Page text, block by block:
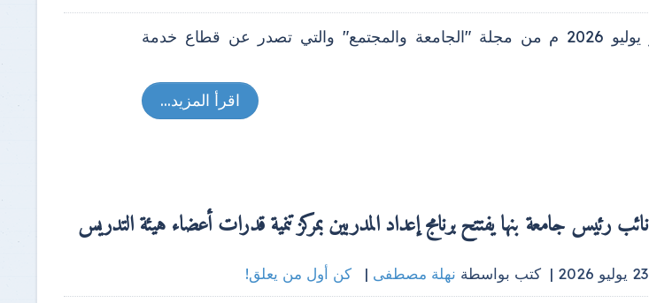
أصدرت جامعة بنها عدد شهر يوليو 2026 م من مجلة "الجامعة والمجتمع" والتي تصدر عن قطاع خدمة
اقرأ المزيد...
نائب رئيس جامعة بنها يفتتح برنامج إعداد المدربين بمركز تنمية قدرات أعضاء هيئة التدريس
23 يوليو 2026 | كتب بواسطة نهلة مصطفى | كن أول من يعلق!